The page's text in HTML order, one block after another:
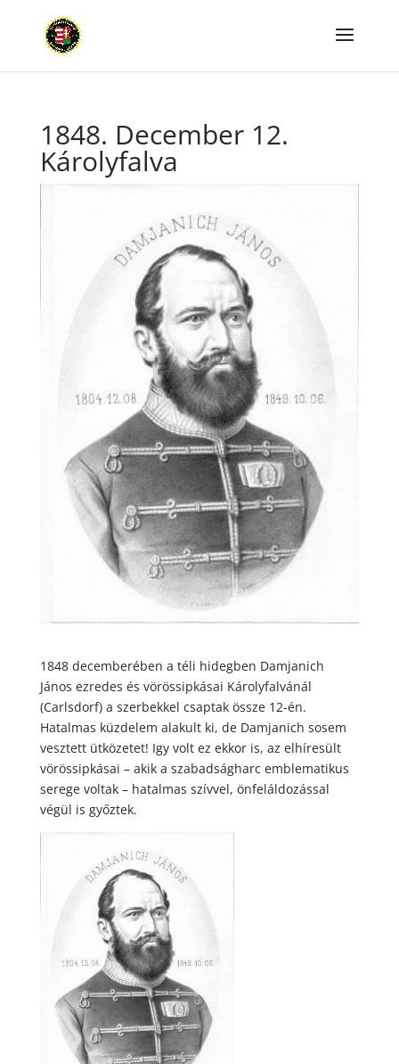
1848. December 12.
Károlyfalva
1848 decemberében a téli hidegben Damjanich
János ezredes és vörössipkásai Károlyfalvánál
(Carlsdorf) a szerbekkel csaptak össze 12-én.
Hatalmas küzdelem alakult ki, de Damjanich sosem
vesztett ütközetet! Igy volt ez ekkor is, az elhíresült
vörössipkásai – akik a szabadságharc emblematikus
serege voltak – hatalmas szívvel, önfeláldozással
végül is győztek.